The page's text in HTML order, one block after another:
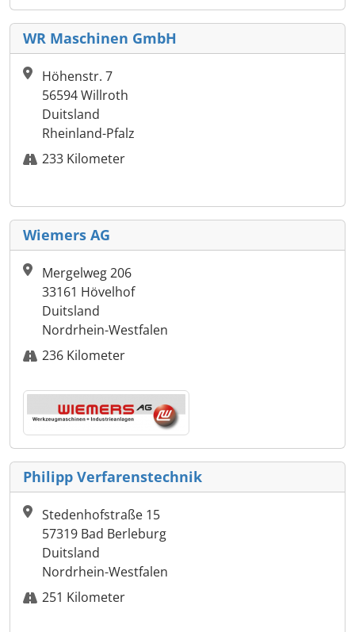
WR Maschinen GmbH
Höhenstr. 7
56594 Willroth
Duitsland
Rheinland-Pfalz
233 Kilometer
Wiemers AG
Mergelweg 206
33161 Hövelhof
Duitsland
Nordrhein-Westfalen
236 Kilometer
Philipp Verfarenstechnik
Stedenhofstraße 15
57319 Bad Berleburg
Duitsland
Nordrhein-Westfalen
251 Kilometer